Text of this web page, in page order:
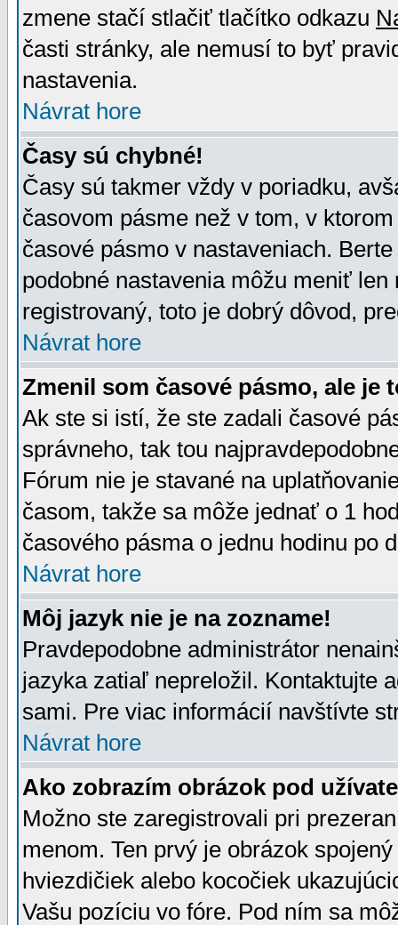
zmene stačí stlačiť tlačítko odkazu
časti stránky, ale nemusí to byť
nastavenia.
Návrat hore
Časy sú chybné!
Časy sú takmer vždy v poriadku,
časovom pásme než v tom, v
časové pásmo v nastaveniach.
podobné nastavenia môžu meniť
registrovaný, toto je dobrý dôvod,
Návrat hore
Zmenil som časové pásmo, ale je
Ak ste si istí, že ste zadali časové
správneho, tak tou
Fórum nie je stavané na
časom, takže sa môže jednať o 1
časového pásma o jednu hodinu po
Návrat hore
Môj jazyk nie je na zozname!
Pravdepodobne administrátor
jazyka zatiaľ nepreložil. Kontaktujte
sami. Pre viac informácií navštívte
Návrat hore
Ako zobrazím obrázok pod
Možno ste zaregistrovali pri
menom. Ten prvý je obrázok
hviezdičiek alebo kocočiek
Vašu pozíciu vo fóre. Pod ním sa